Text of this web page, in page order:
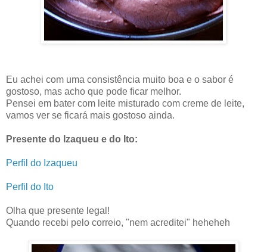
Eu achei com uma consistência muito boa e o sabor é
gostoso, mas acho que pode ficar melhor.
Pensei em bater com leite misturado com creme de leite,
vamos ver se ficará mais gostoso ainda.
Presente do Izaqueu e do Ito:
Perfil do Izaqueu
Perfil do Ito
Olha que presente legal!
Quando recebi pelo correio, "nem acreditei" heheheh